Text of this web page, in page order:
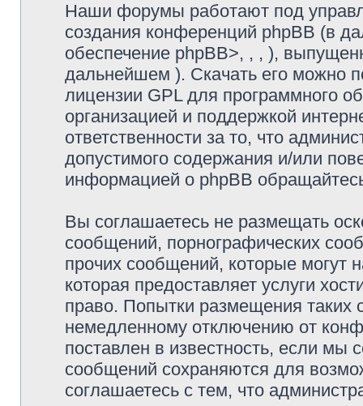
Наши форумы работают под
создания конференций phpBB (в
обеспечение phpBB>, , , ),
дальнейшем ). Скачать его можно
лицензии GPL для программного
организацией и поддержкой
ответственности за то, что
допустимого содержания и/или
информацией о phpBB
Вы соглашаетесь не размещать
сообщений, порнографических
прочих сообщений, которые могут
которая предоставляет услуги
право. Попытки размещения таких
немедленному отключению от
поставлен в известность, если мы
сообщений сохраняются для
соглашаетесь с тем, что